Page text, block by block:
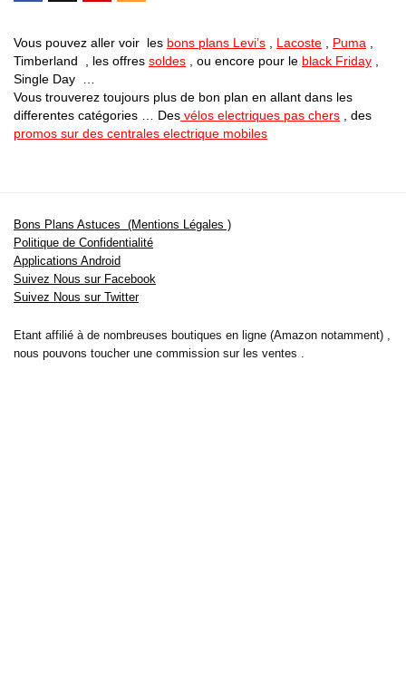
Vous pouvez aller voir les bons plans Levi’s Lacoste Puma
Timberland , les offres soldes , ou encore pour le black Friday
Single Day …
Vous trouverez toujours plus de bon plan en allant dans les
differentes catégories … Des vélos electriques pas chers , des
promos sur des centrales electrique mobiles
Bons Plans Astuces (Mentions Légales )
Politique de Confidentialité
Applications Android
Suivez Nous sur Facebook
Suivez Nous sur Twitter
Etant affilié à de nombreuses boutiques en ligne (Amazon notamment) ,
nous pouvons toucher une commission sur les ventes .